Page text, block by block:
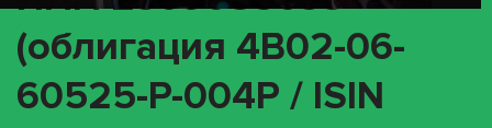
(облигация 4B02-06-
60525-P-004P / ISIN